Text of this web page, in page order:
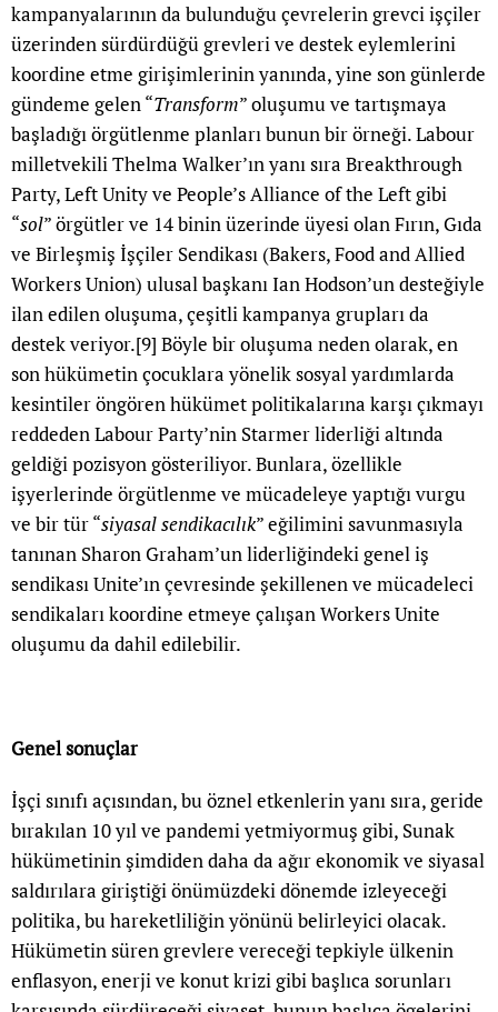
kampanyalarının da bulunduğu çevrelerin grevci işçiler
üzerinden sürdürdüğü grevleri ve destek eylemlerini
koordine etme girişimlerinin yanında, yine son günlerde
gündeme gelen “Transform” oluşumu ve tartışmaya
başladığı örgütlenme planları bunun bir örneği. Labour
milletvekili Thelma Walker’ın yanı sıra Breakthrough
Party, Left Unity ve People’s Alliance of the Left gibi
“sol” örgütler ve 14 binin üzerinde üyesi olan Fırın, Gıda
ve Birleşmiş İşçiler Sendikası (Bakers, Food and Allied
Workers Union) ulusal başkanı Ian Hodson’un desteğiyle
ilan edilen oluşuma, çeşitli kampanya grupları da
destek veriyor.[9] Böyle bir oluşuma neden olarak, en
son hükümetin çocuklara yönelik sosyal yardımlarda
kesintiler öngören hükümet politikalarına karşı çıkmayı
reddeden Labour Party’nin Starmer liderliği altında
geldiği pozisyon gösteriliyor. Bunlara, özellikle
işyerlerinde örgütlenme ve mücadeleye yaptığı vurgu
ve bir tür “siyasal sendikacılık” eğilimini savunmasıyla
tanınan Sharon Graham’un liderliğindeki genel iş
sendikası Unite’ın çevresinde şekillenen ve mücadeleci
sendikaları koordine etmeye çalışan Workers Unite
oluşumu da dahil edilebilir.
Genel sonuçlar
İşçi sınıfı açısından, bu öznel etkenlerin yanı sıra, geride
bırakılan 10 yıl ve pandemi yetmiyormuş gibi, Sunak
hükümetinin şimdiden daha da ağır ekonomik ve siyasal
saldırılara giriştiği önümüzdeki dönemde izleyeceği
politika, bu hareketliliğin yönünü belirleyici olacak.
Hükümetin süren grevlere vereceği tepkiyle ülkenin
enflasyon, enerji ve konut krizi gibi başlıca sorunları